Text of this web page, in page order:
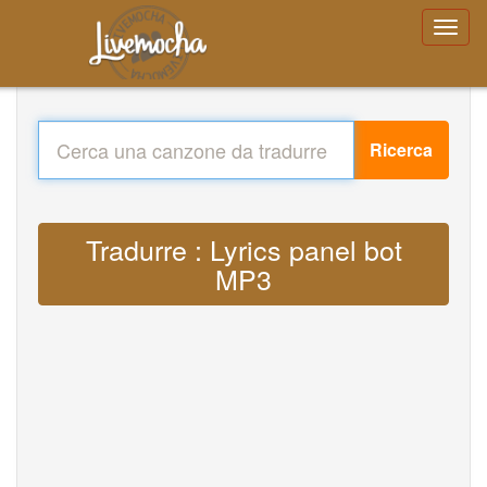
Ricerca
Tradurre : Lyrics panel bot
MP3